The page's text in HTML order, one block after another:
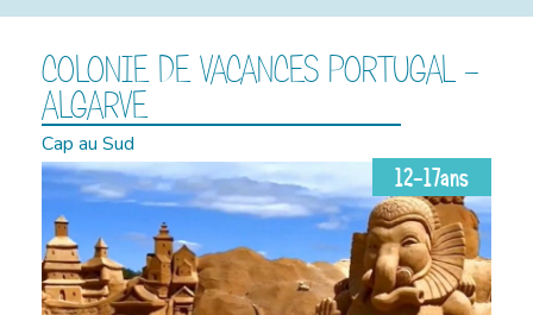
COLONIE DE VACANCES PORTUGAL -
ALGARVE
Cap au Sud
12-17ans